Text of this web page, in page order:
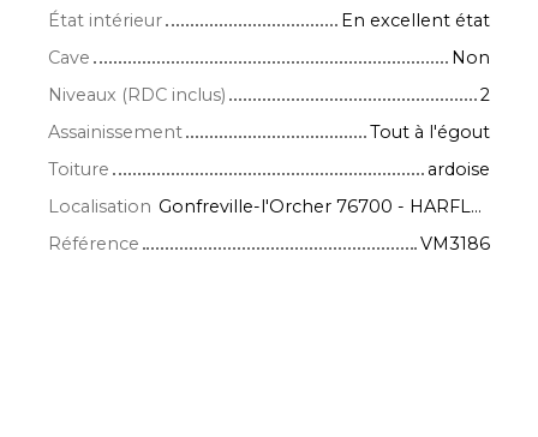
État intérieur
En excellent état
Cave
Non
Niveaux (RDC inclus)
2
Assainissement
Tout à l'égout
Toiture
ardoise
Localisation
Gonfreville-l'Orcher 76700 - HARFLEUR76700
Référence
VM3186